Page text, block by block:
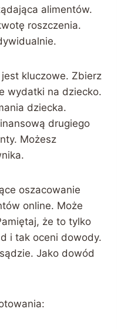
alimentów.
roszczenia.
kluczowe. Zbierz
wydatki na dziecko.
dziecka.
drugiego
Możesz
oszacowanie
online. Może
że to tylko
i tak oceni dowody.
Jako dowód